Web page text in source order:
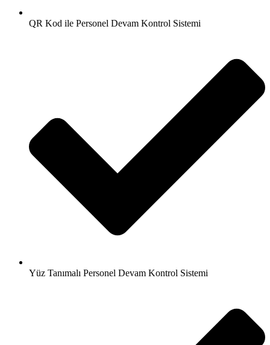
QR Kod ile Personel Devam Kontrol Sistemi
Yüz Tanımalı Personel Devam Kontrol Sistemi